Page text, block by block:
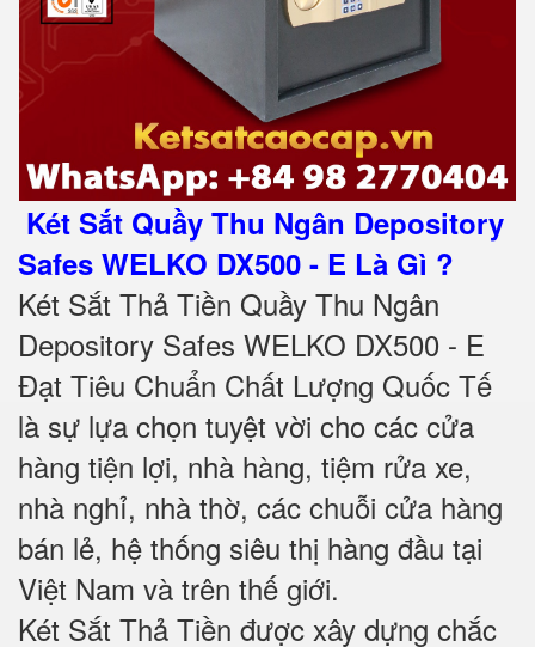
Két Sắt Quầy Thu Ngân Depository
Safes WELKO DX500 - E Là Gì ?
Két Sắt Thả Tiền Quầy Thu Ngân
Depository Safes WELKO DX500 - E
Đạt Tiêu Chuẩn Chất Lượng Quốc Tế
là sự lựa chọn tuyệt vời cho các cửa
hàng tiện lợi, nhà hàng, tiệm rửa xe,
nhà nghỉ, nhà thờ, các chuỗi cửa hàng
bán lẻ, hệ thống siêu thị hàng đầu tại
Việt Nam và trên thế giới.
Két Sắt Thả Tiền được xây dựng chắc